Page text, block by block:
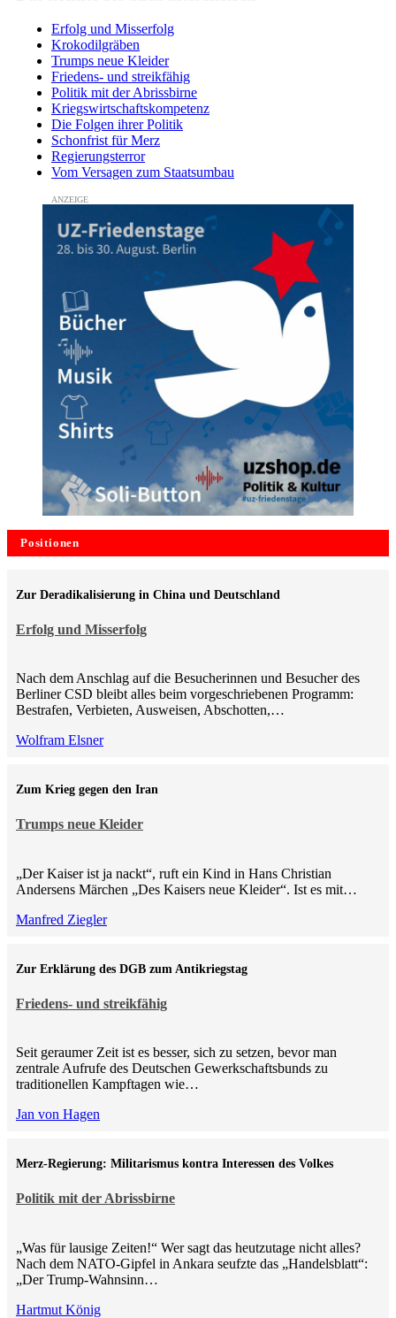
Erfolg und Misserfolg
Krokodilgräben
Trumps neue Kleider
Friedens- und streikfähig
Politik mit der Abrissbirne
Kriegswirtschaftskompetenz
Die Folgen ihrer Politik
Schonfrist für Merz
Regierungsterror
Vom Versagen zum Staatsumbau
Positionen
Erfolg und Misserfolg
Zur Deradikalisierung in China und Deutschland
Nach dem Anschlag auf die Besucherinnen und Besucher des
Berliner CSD bleibt alles beim vorgeschriebenen Programm:
Bestrafen, Verbieten, Ausweisen, Abschotten,…
Wolfram Elsner
Trumps neue Kleider
Zum Krieg gegen den Iran
„Der Kaiser ist ja nackt“, ruft ein Kind in Hans Christian
Andersens Märchen „Des Kaisers neue Kleider“. Ist es mit…
Manfred Ziegler
Friedens- und streikfähig
Zur Erklärung des DGB zum Antikriegstag
Seit geraumer Zeit ist es besser, sich zu setzen, bevor man
zentrale Aufrufe des Deutschen Gewerkschaftsbunds zu
traditionellen Kampftagen wie…
Jan von Hagen
Politik mit der Abrissbirne
Merz-Regierung: Militarismus kontra Inte­ressen des Volkes
„Was für lausige Zeiten!“ Wer sagt das heutzutage nicht alles?
Nach dem NATO-Gipfel in Ankara seufzte das „Handelsblatt“:
„Der Trump-Wahnsinn…
Hartmut König